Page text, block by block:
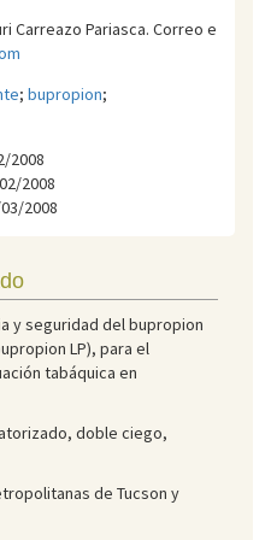
Carreazo Pariasca. Correo e
; bupropion;
2008
2008
2008
y seguridad del bupropion
LP), para el
tabáquica en
doble ciego,
de Tucson y